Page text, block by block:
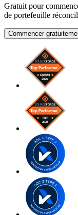
Gratuit pour
de portefeuille
Commencer